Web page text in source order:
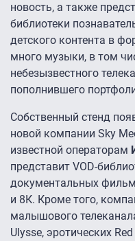
новость, а также
библиотеки
детского контента в
много музыки, в том
небезызвестного
пополнившего
Собственный стенд
новой компании Sky
известной операторам
представит VOD-
документальных
и 8К. Кроме того,
малышового
Ulysse, эротических